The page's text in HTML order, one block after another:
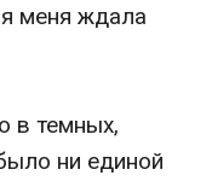
меня ждала
в темных,
ни единой